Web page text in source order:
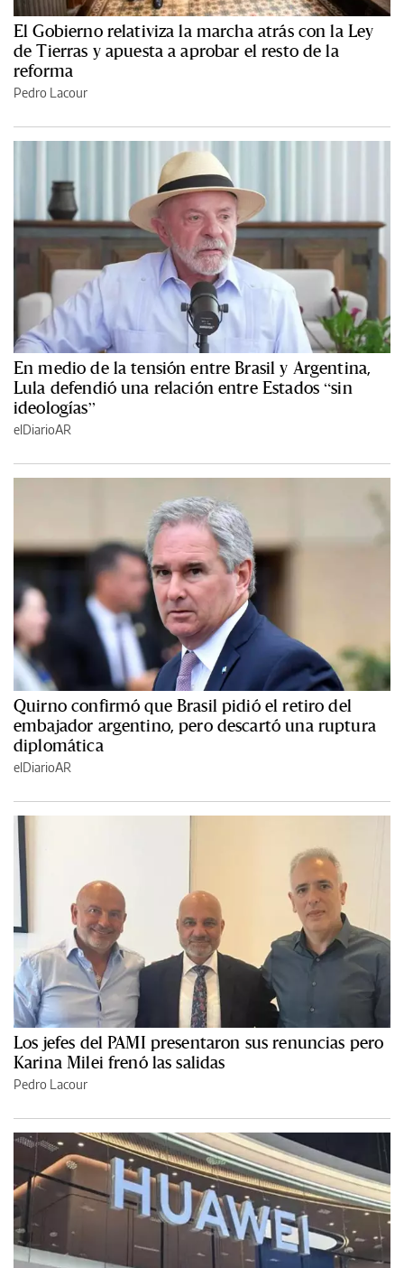
El Gobierno relativiza la marcha atrás con la Ley
de Tierras y apuesta a aprobar el resto de la
reforma
Pedro Lacour
En medio de la tensión entre Brasil y Argentina,
Lula defendió una relación entre Estados “sin
ideologías”
elDiarioAR
Quirno confirmó que Brasil pidió el retiro del
embajador argentino, pero descartó una ruptura
diplomática
elDiarioAR
Los jefes del PAMI presentaron sus renuncias pero
Karina Milei frenó las salidas
Pedro Lacour